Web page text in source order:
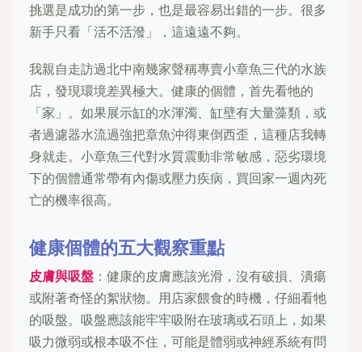
挑選是成功的第一步，也是最容易出錯的一步。很多
新手只看「活不活潑」，這遠遠不夠。
我親自走訪過北中南幾家聲稱專賣小章魚三代的水族
店，發現環境差異極大。健康的個體，首先看牠的
「家」。如果展示缸的水渾濁、缸壁有大量藻類，或
者過濾器水流過強把章魚沖得東倒西歪，這種店我轉
身就走。小章魚三代對水質震動非常敏感，惡劣環境
下的個體通常帶有內傷或壓力疾病，買回家一週內死
亡的機率很高。
健康個體的五大觀察重點
皮膚與吸盤 ：健康的皮膚應該光滑，沒有破損、潰瘍
或附著奇怪的絮狀物。用店家餵食的時機，仔細看牠
的吸盤。吸盤應該能牢牢吸附在玻璃或石頭上，如果
吸力微弱或根本吸不住，可能是體弱或神經系統有問